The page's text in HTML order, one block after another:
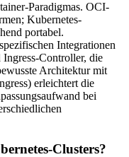
Paradigmas. OCI-
Kubernetes-
portabel.
Integrationen
Controller, die
Architektur mit
erleichtert die
bei
Clusters?